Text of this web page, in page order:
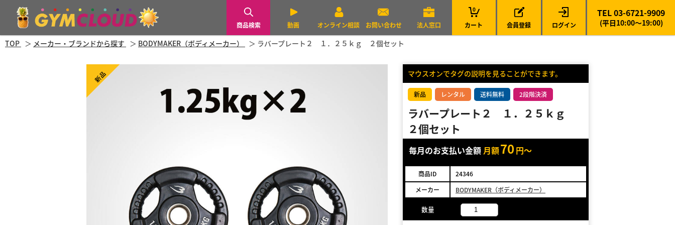
商品検索 動画 オンライン相談 お問い合わせ 法人窓口 カート
0
会員登録 ログイン
TEL 03-6721-9909
(平日10:00～19:00)
TOP メーカー・ブランドから探す BODYMAKER（ボディメーカー） ラバープレート２ １．２５ｋｇ ２個セット
新品 マウスオンでタグの説明を見ることができます。
新品 レンタル 送料無料 2段階決済
ラバープレート２ １．２５ｋｇ
２個セット
毎月のお支払い金額 月額70 円～
商品ID
24346
メーカー
BODYMAKER（ボディメーカー）
数量